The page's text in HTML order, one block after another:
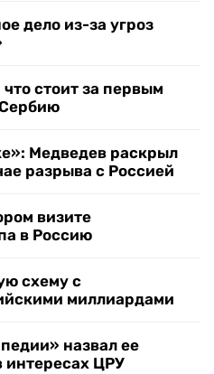
дело из-за угроз
стоит за первым
Сербию
Медведев раскрыл
разрыва с Россией
визите
в Россию
схему с
миллиардами
назвал ее
интересах ЦРУ